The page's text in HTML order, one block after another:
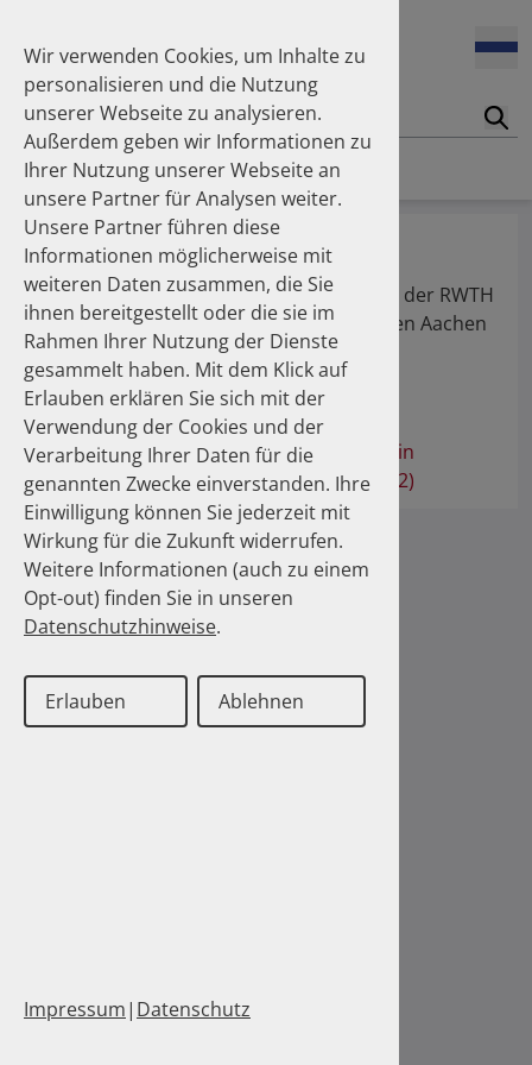
Homepage Publikationen Über die Autoren
Dr. rer. soc. oec. Ateş, Gülay
Institut für Digitale Allgemeinmedizin and der RWTH
Aachen, Zentrum für Seltene Erkrankungen Aachen
(ZSEA)
Publikationen
Inhaler use and their carbon footprint in
Germany: a 10-year analysis (2013–2022)
Wir verwenden Cookies, um Inhalte zu
personalisieren und die Nutzung
unserer Webseite zu analysieren.
Außerdem geben wir Informationen zu
Ihrer Nutzung unserer Webseite an
unsere Partner für Analysen weiter.
Unsere Partner führen diese
Informationen möglicherweise mit
weiteren Daten zusammen, die Sie
ihnen bereitgestellt oder die sie im
Rahmen Ihrer Nutzung der Dienste
gesammelt haben. Mit dem Klick auf
Erlauben erklären Sie sich mit der
Verwendung der Cookies und der
Verarbeitung Ihrer Daten für die
genannten Zwecke einverstanden. Ihre
Einwilligung können Sie jederzeit mit
Wirkung für die Zukunft widerrufen.
Weitere Informationen (auch zu einem
Opt-out) finden Sie in unseren
Datenschutzhinweise.
Erlauben Ablehnen
Impressum| Datenschutz